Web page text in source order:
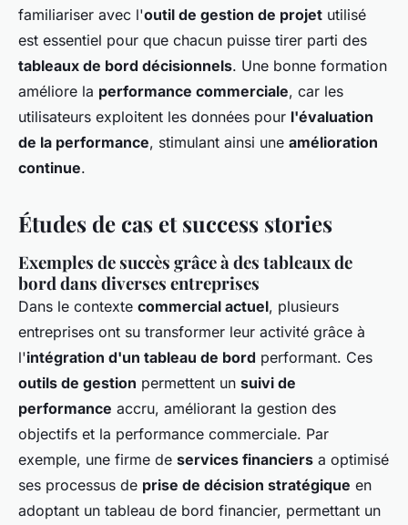
familiariser avec l'outil de gestion de projet utilisé
est essentiel pour que chacun puisse tirer parti des
tableaux de bord décisionnels. Une bonne formation
améliore la performance commerciale, car les
utilisateurs exploitent les données pour l'évaluation
de la performance, stimulant ainsi une amélioration
continue.
Études de cas et success stories
Exemples de succès grâce à des tableaux de
bord dans diverses entreprises
Dans le contexte commercial actuel, plusieurs
entreprises ont su transformer leur activité grâce à
l'intégration d'un tableau de bord performant. Ces
outils de gestion permettent un suivi de
performance accru, améliorant la gestion des
objectifs et la performance commerciale. Par
exemple, une firme de services financiers a optimisé
ses processus de prise de décision stratégique en
adoptant un tableau de bord financier, permettant un